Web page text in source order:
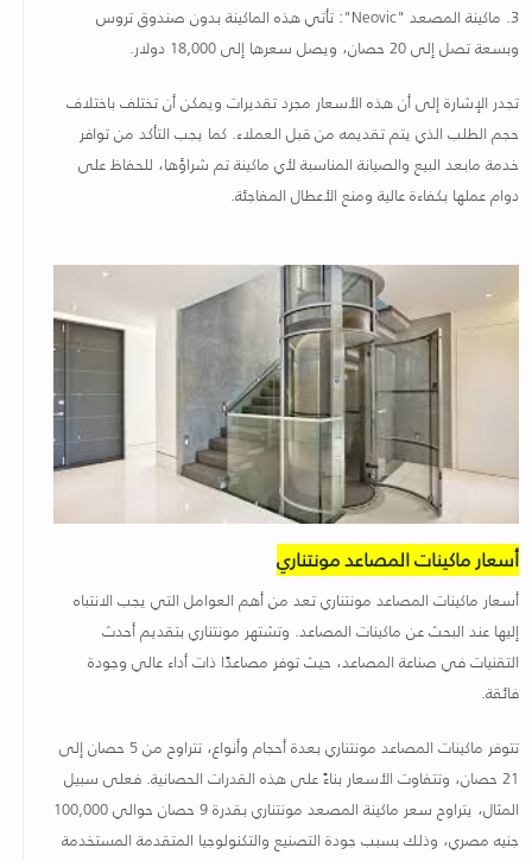
3. ماكينة المصعد "Neovic":
تأتي هذه الماكينة بدون صندوق تروس
وبسعة تصل إلى 20 حصان، ويصل سعرها إلى 18,000 دولار
.
تجدر الإشارة إلى أن هذه الأسعار مجرد تقديرات ويمكن أن تختلف باختلاف
حجم الطلب الذي يتم تقديمه من قبل العملاء. كما يجب التأكد من توافر
خدمة مابعد البيع والصيانة المناسبة لأي ماكينة تم شراؤها، للحفاظ على
دوام عملها بكفاءة عالية ومنع الأعطال المفاجئة.
أسعار ماكينات المصاعد مونتناري
أسعار ماكينات المصاعد مونتناري تعد من أهم العوامل التي يجب الانتباه
إليها عند البحث عن ماكينات المصاعد. وتشتهر مونتناري بتقديم أحدث
التقنيات في صناعة المصاعد، حيث توفر مصاعدًا ذات أداء عالي وجودة
فائقة.
تتوفر ماكينات المصاعد مونتناري بعدة أحجام وأنواع، تتراوح من 5 حصان إلى
21 حصان، وتتفاوت الأسعار بناءً على هذه القدرات الحصانية. فعلى سبيل
المثال، يتراوح سعر ماكينة المصعد مونتناري بقدرة 9 حصان حوالي 100,000
جنيه مصري، وذلك بسبب جودة التصنيع والتكنولوجيا المتقدمة المستخدمة